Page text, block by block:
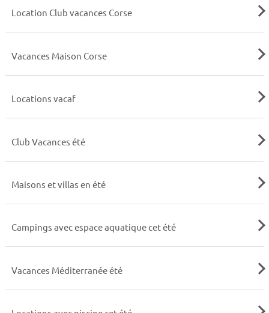
Location Club vacances Corse
Vacances Maison Corse
Locations vacaf
Club Vacances été
Maisons et villas en été
Campings avec espace aquatique cet été
Vacances Méditerranée été